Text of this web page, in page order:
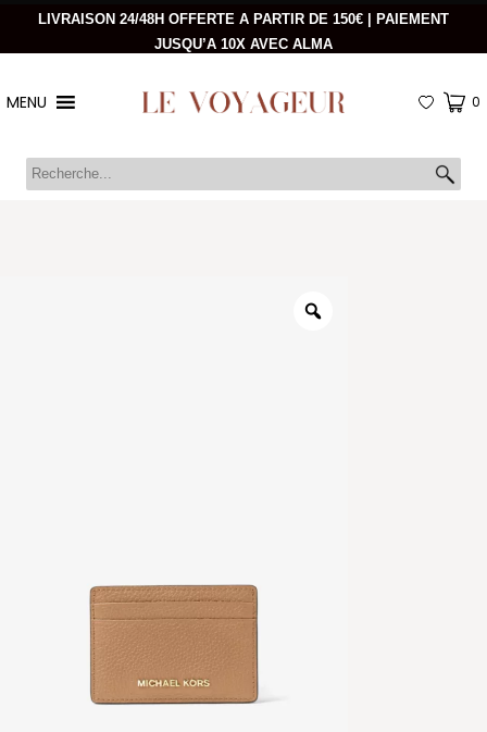
LIVRAISON 24/48H OFFERTE A PARTIR DE 150€ | PAIEMENT
JUSQU’A 10X AVEC ALMA
MENU 0